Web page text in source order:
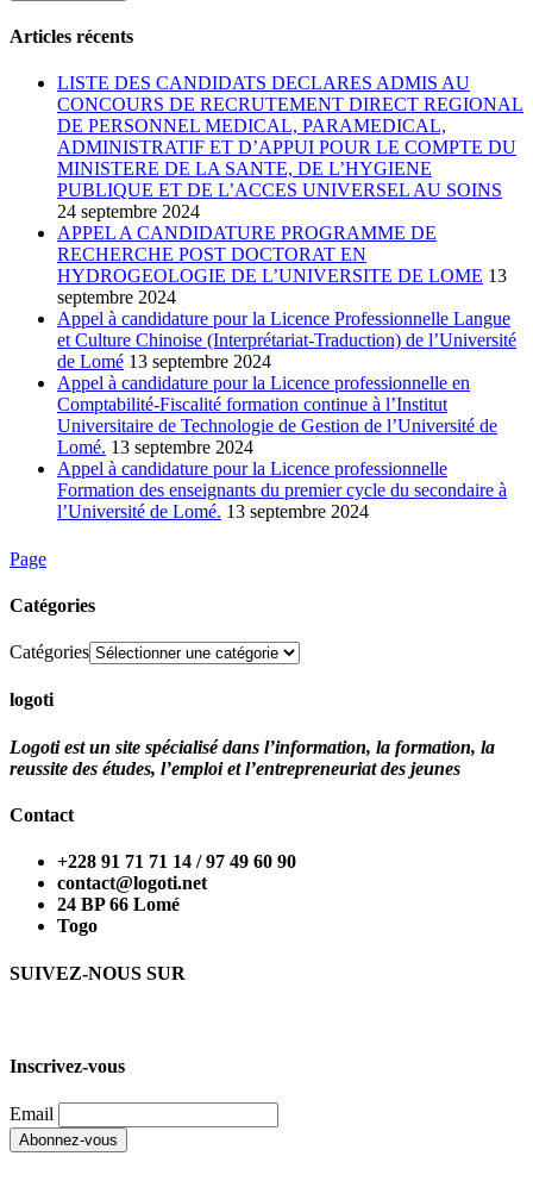
Articles récents
LISTE DES CANDIDATS DECLARES ADMIS AU
CONCOURS DE RECRUTEMENT DIRECT REGIONAL
DE PERSONNEL MEDICAL, PARAMEDICAL,
ADMINISTRATIF ET D’APPUI POUR LE COMPTE DU
MINISTERE DE LA SANTE, DE L’HYGIENE
PUBLIQUE ET DE L’ACCES UNIVERSEL AU SOINS
24 septembre 2024
APPEL A CANDIDATURE PROGRAMME DE
RECHERCHE POST DOCTORAT EN
HYDROGEOLOGIE DE L’UNIVERSITE DE LOME 13
septembre 2024
Appel à candidature pour la Licence Professionnelle Langue
et Culture Chinoise (Interprétariat-Traduction) de l’Université
de Lomé 13 septembre 2024
Appel à candidature pour la Licence professionnelle en
Comptabilité-Fiscalité formation continue à l’Institut
Universitaire de Technologie de Gestion de l’Université de
Lomé. 13 septembre 2024
Appel à candidature pour la Licence professionnelle
Formation des enseignants du premier cycle du secondaire à
l’Université de Lomé. 13 septembre 2024
Page
Catégories
Catégories
logoti
Logoti est un site spécialisé dans l’information, la formation, la
reussite des études, l’emploi et l’entrepreneuriat des jeunes
Contact
+228 91 71 71 14 / 97 49 60 90
contact@logoti.net
24 BP 66 Lomé
Togo
SUIVEZ-NOUS SUR
Inscrivez-vous
Email